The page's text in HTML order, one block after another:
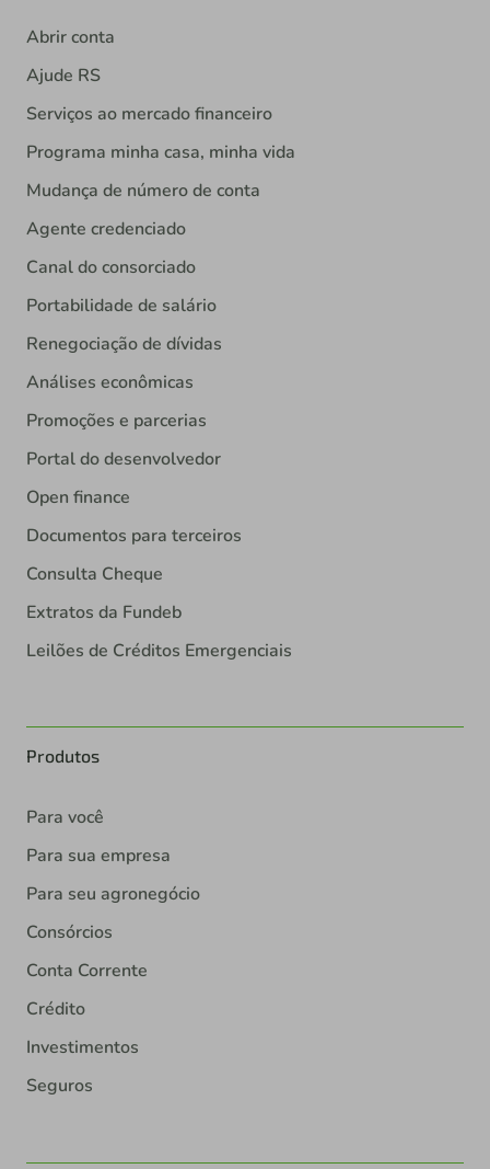
Abrir conta
Ajude RS
Serviços ao mercado financeiro
Programa minha casa, minha vida
Mudança de número de conta
Agente credenciado
Canal do consorciado
Portabilidade de salário
Renegociação de dívidas
Análises econômicas
Promoções e parcerias
Portal do desenvolvedor
Open finance
Documentos para terceiros
Consulta Cheque
Extratos da Fundeb
Leilões de Créditos Emergenciais
Produtos
Para você
Para sua empresa
Para seu agronegócio
Consórcios
Conta Corrente
Crédito
Investimentos
Seguros